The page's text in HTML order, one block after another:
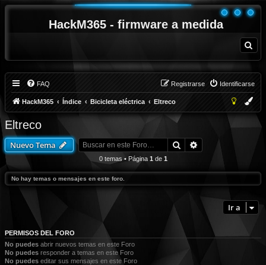
HackM365 - firmware a medida
u
FAQ Identificarse
Registrarse
HackM365 Índice Bicicleta eléctrica Eltreco
Eltreco
Nuevo Tema Buscar
0 temas • Página 1 de 1
No hay temas o mensajes en este foro.
Ir a
PERMISOS DEL FORO
No puedes abrir nuevos temas en este Foro
No puedes responder a temas en este Foro
No puedes editar sus mensajes en este Foro